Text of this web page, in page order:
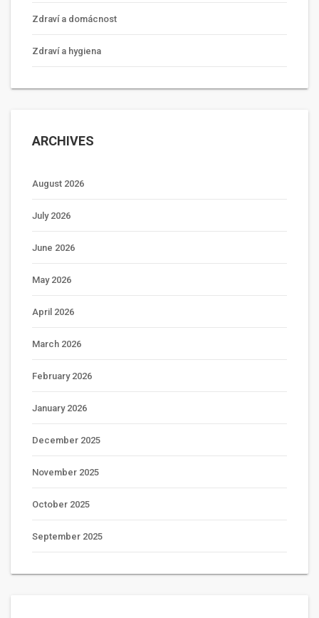
Zdraví a domácnost
Zdraví a hygiena
ARCHIVES
August 2026
July 2026
June 2026
May 2026
April 2026
March 2026
February 2026
January 2026
December 2025
November 2025
October 2025
September 2025